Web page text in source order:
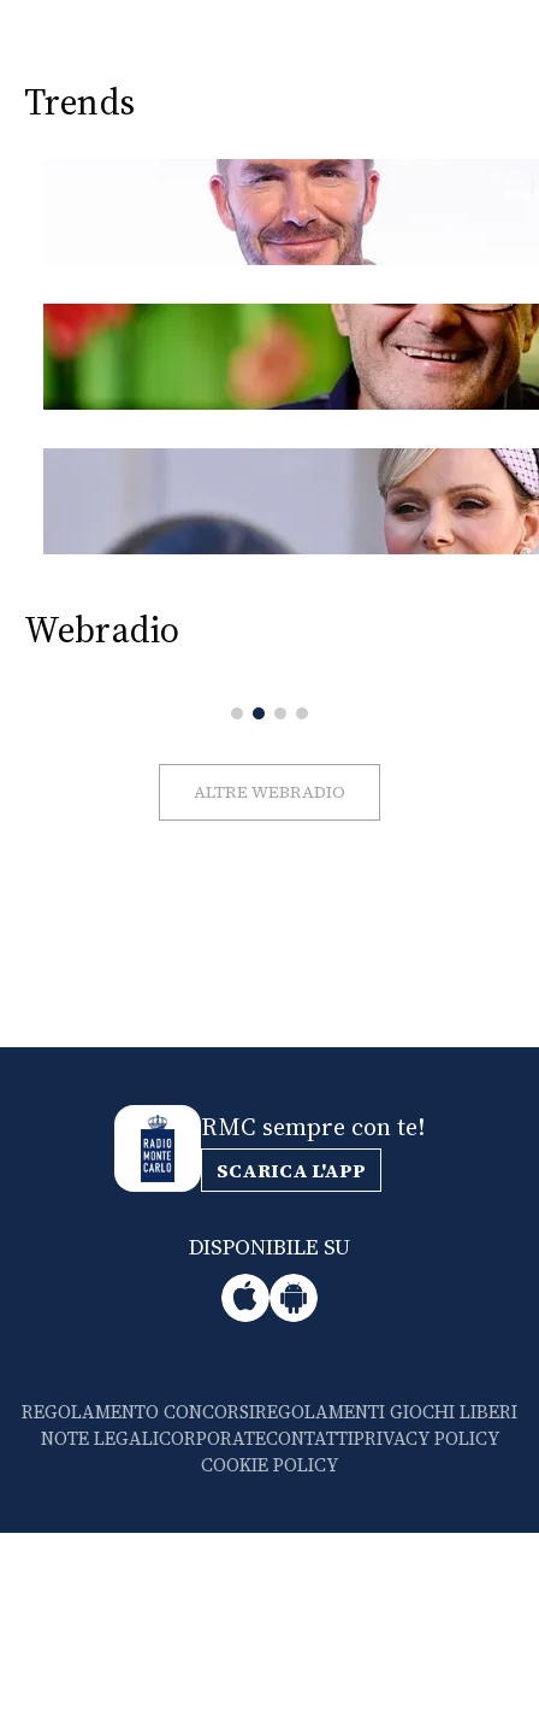
Trends
Webradio
ALTRE WEBRADIO
RMC sempre con te!
SCARICA L'APP
DISPONIBILE SU
REGOLAMENTO CONCORSIREGOLAMENTI GIOCHI LIBERI
NOTE LEGALICORPORATECONTATTIPRIVACY POLICY
COOKIE POLICY